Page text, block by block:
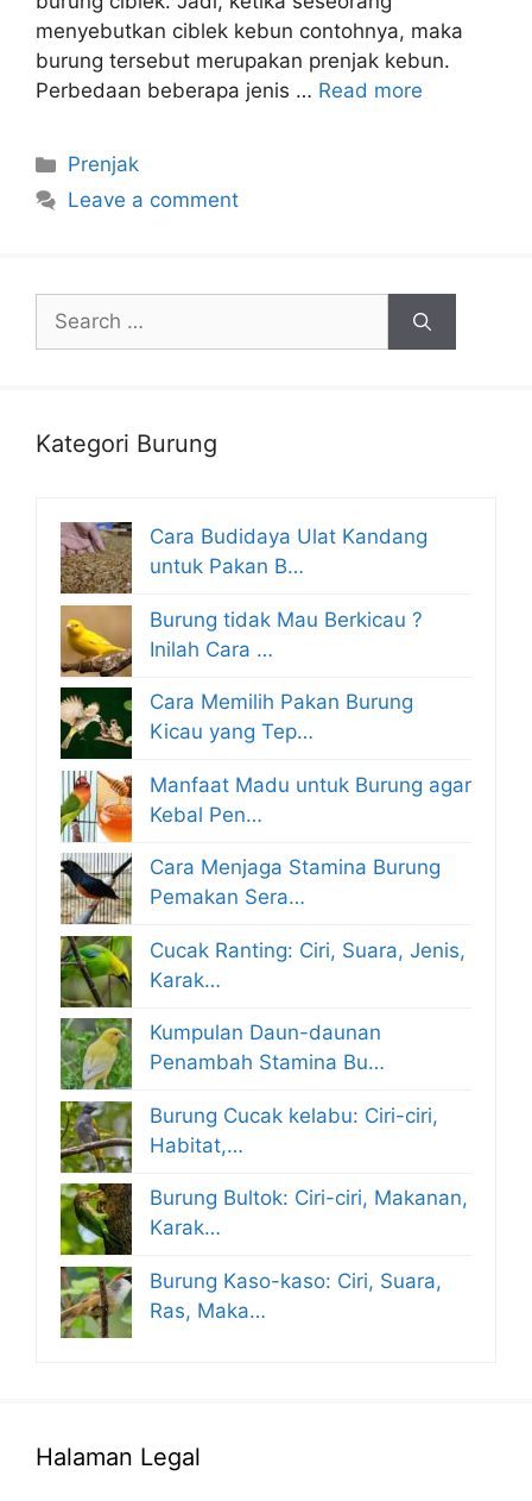
menyebutkan ciblek kebun contohnya, maka
burung tersebut merupakan prenjak kebun.
Perbedaan beberapa jenis … Read more
Categories
Prenjak
Leave a comment
Search
for:
Kategori Burung
Cara Budidaya Ulat Kandang
untuk Pakan B…
Burung tidak Mau Berkicau ?
Inilah Cara …
Cara Memilih Pakan Burung
Kicau yang Tep…
Manfaat Madu untuk Burung agar
Kebal Pen…
Cara Menjaga Stamina Burung
Pemakan Sera…
Cucak Ranting: Ciri, Suara, Jenis,
Karak…
Kumpulan Daun-daunan
Penambah Stamina Bu…
Burung Cucak kelabu: Ciri-ciri,
Habitat,…
Burung Bultok: Ciri-ciri, Makanan,
Karak…
Burung Kaso-kaso: Ciri, Suara,
Ras, Maka…
Halaman Legal